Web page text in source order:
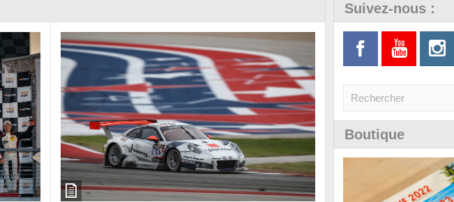
Suivez-nous :
Boutique